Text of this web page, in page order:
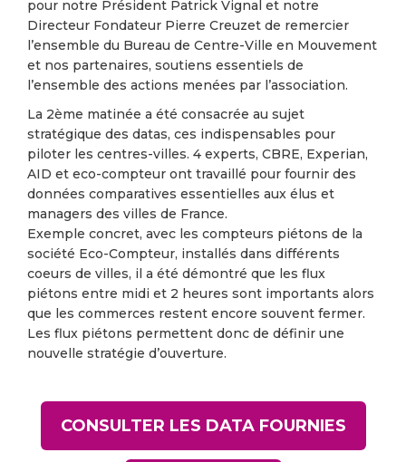
pour notre Président Patrick Vignal et notre
Directeur Fondateur Pierre Creuzet de remercier
l’ensemble du Bureau de Centre-Ville en Mouvement
et nos partenaires, soutiens essentiels de
l’ensemble des actions menées par l’association.
La 2ème matinée a été consacrée au sujet
stratégique des datas, ces indispensables pour
piloter les centres-villes. 4 experts, CBRE, Experian,
AID et eco-compteur ont travaillé pour fournir des
données comparatives essentielles aux élus et
managers des villes de France.
Exemple concret, avec les compteurs piétons de la
société Eco-Compteur, installés dans différents
coeurs de villes, il a été démontré que les flux
piétons entre midi et 2 heures sont importants alors
que les commerces restent encore souvent fermer.
Les flux piétons permettent donc de définir une
nouvelle stratégie d’ouverture.
CONSULTER LES DATA FOURNIES